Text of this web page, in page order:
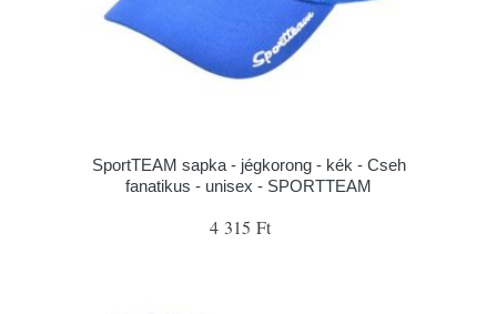
SportTEAM sapka - jégkorong - kék - Cseh
fanatikus - unisex - SPORTTEAM
4 315 Ft